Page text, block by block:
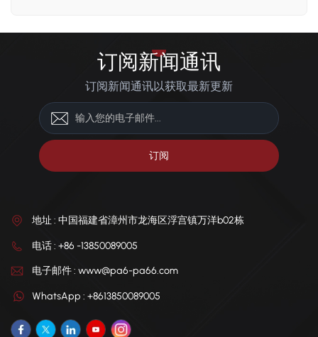
订阅新闻通讯
订阅新闻通讯以获取最新更新
地址 : 中国福建省漳州市龙海区浮宫镇万洋b02栋
电话 : +86 -13850089005
电子邮件 : www@pa6-pa66.com
WhatsApp : +8613850089005